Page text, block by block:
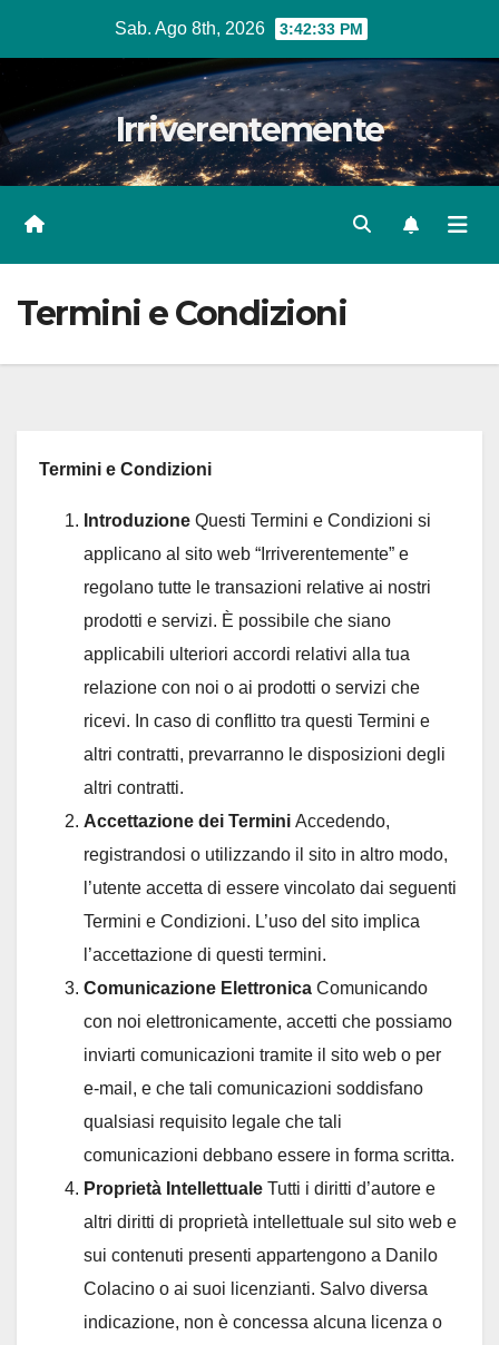
Sab. Ago 8th, 2026 3:42:34 PM
Irriverentemente
Termini e Condizioni
Termini e Condizioni
Introduzione Questi Termini e Condizioni si
applicano al sito web “Irriverentemente” e
regolano tutte le transazioni relative ai nostri
prodotti e servizi. È possibile che siano
applicabili ulteriori accordi relativi alla tua
relazione con noi o ai prodotti o servizi che
ricevi. In caso di conflitto tra questi Termini e
altri contratti, prevarranno le disposizioni degli
altri contratti.
Accettazione dei Termini Accedendo,
registrandosi o utilizzando il sito in altro modo,
l’utente accetta di essere vincolato dai seguenti
Termini e Condizioni. L’uso del sito implica
l’accettazione di questi termini.
Comunicazione Elettronica Comunicando
con noi elettronicamente, accetti che possiamo
inviarti comunicazioni tramite il sito web o per
e-mail, e che tali comunicazioni soddisfano
qualsiasi requisito legale che tali
comunicazioni debbano essere in forma scritta.
Proprietà Intellettuale Tutti i diritti d’autore e
altri diritti di proprietà intellettuale sul sito web e
sui contenuti presenti appartengono a Danilo
Colacino o ai suoi licenzianti. Salvo diversa
indicazione, non è concessa alcuna licenza o